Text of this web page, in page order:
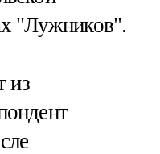
"Лужников".
из